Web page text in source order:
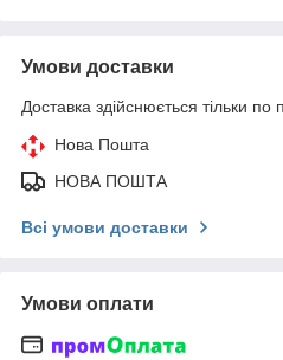
Умови доставки
Доставка здійснюється тільки по
Нова Пошта
НОВА ПОШТА
Всі умови доставки
Умови оплати